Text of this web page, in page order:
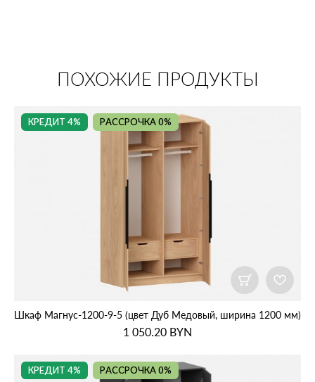
ПОХОЖИЕ ПРОДУКТЫ
КРЕДИТ 4% РАССРОЧКА 0%
Шкаф Магнус‑1200‑9‑5 (цвет Дуб Медовый, ширина 1200 мм)
1 050.20 BYN
КРЕДИТ 4% РАССРОЧКА 0%